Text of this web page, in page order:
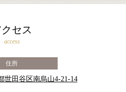
セス
access
住所
世田谷区南烏山4-21-14